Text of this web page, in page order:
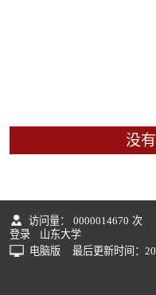
没
访问量： 0000014670 次
登录
山东大学
电脑版
最后更新时间：